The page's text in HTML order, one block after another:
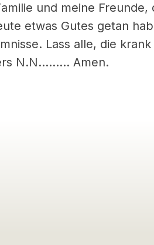
und meine Freunde,
etwas Gutes getan
Lass alle, die
N.N……… Amen.